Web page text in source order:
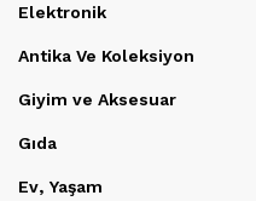
Elektronik
Antika Ve Koleksiyon
Giyim ve Aksesuar
Gıda
Ev, Yaşam